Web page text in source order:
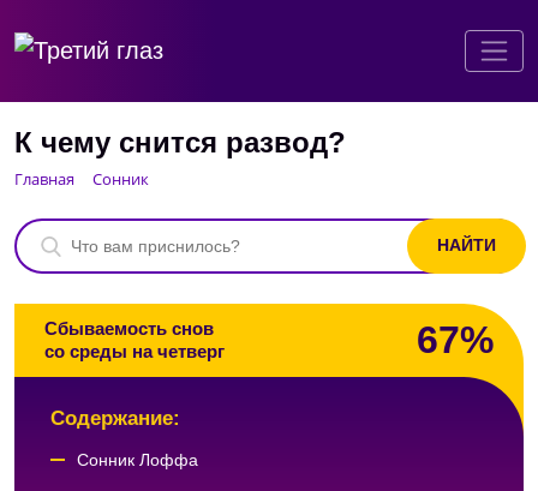
К чему снится развод?
Главная Сонник
Сбываемость снов
со среды на четверг
67%
Содержание:
Сонник Лоффа